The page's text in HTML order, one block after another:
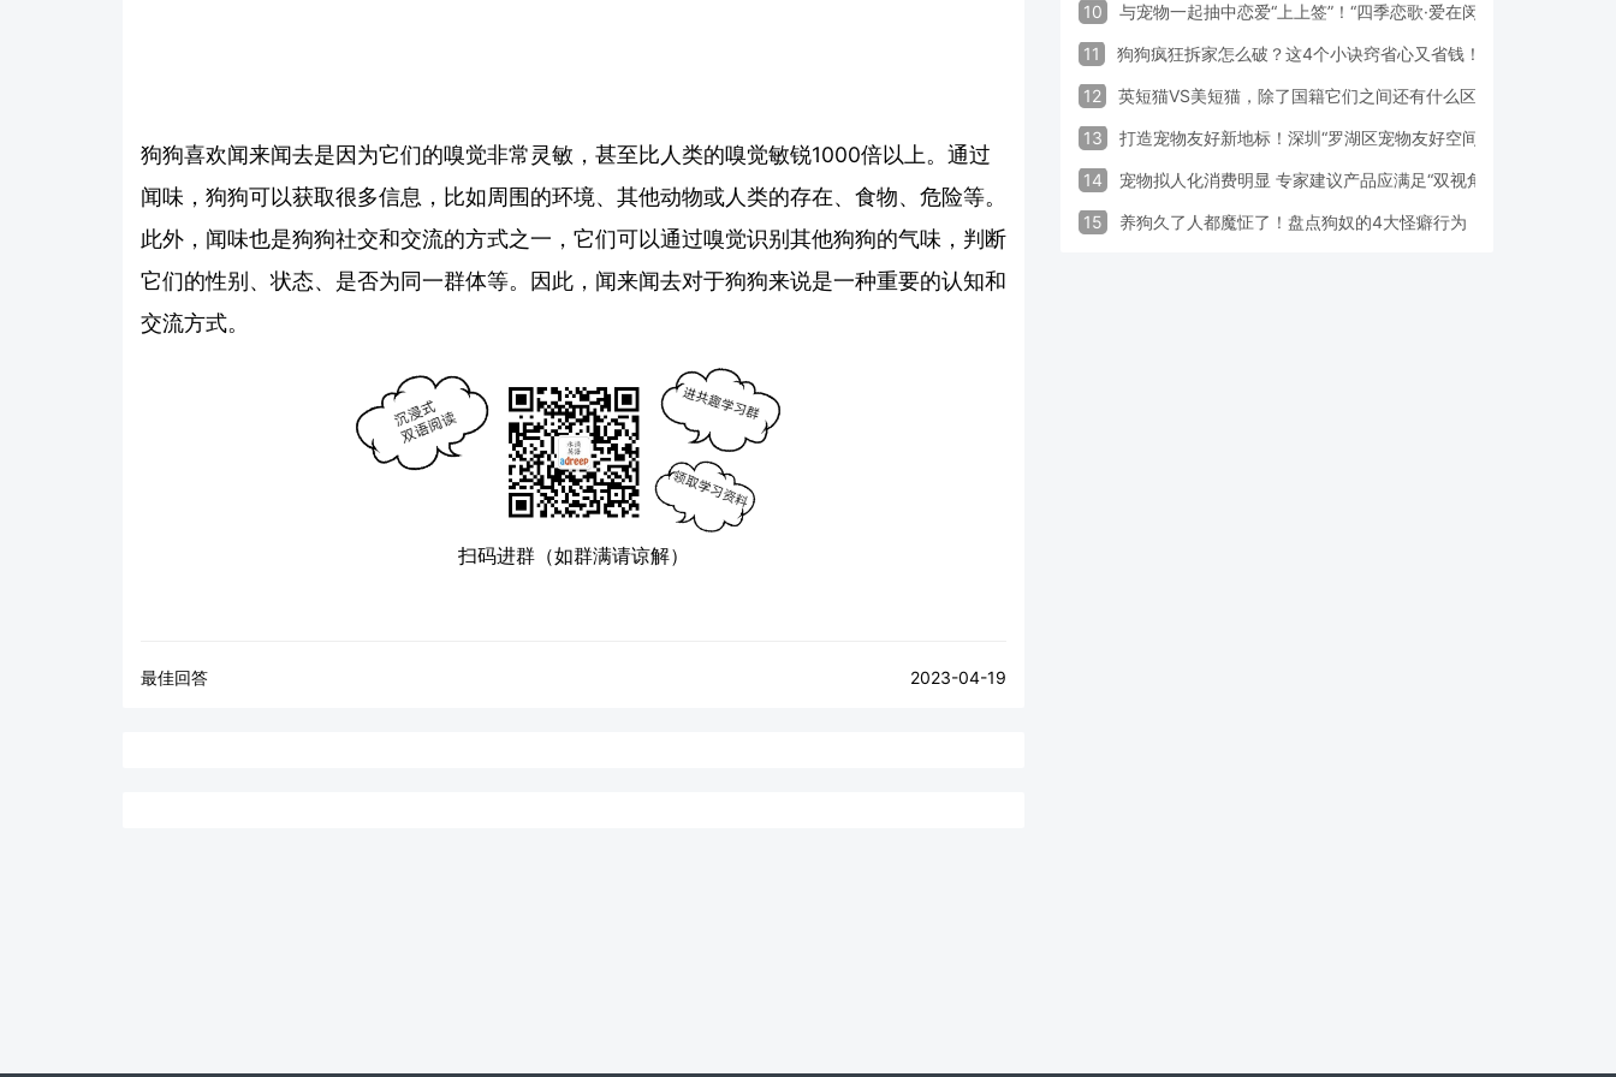
狗狗喜欢闻来闻去是因为它们的嗅觉非常灵敏，甚至比人类的嗅觉敏锐1000倍以上。通过
闻味，狗狗可以获取很多信息，比如周围的环境、其他动物或人类的存在、食物、危险等。
此外，闻味也是狗狗社交和交流的方式之一，它们可以通过嗅觉识别其他狗狗的气味，判断
它们的性别、状态、是否为同一群体等。因此，闻来闻去对于狗狗来说是一种重要的认知和
交流方式。
扫码进群（如群满请谅解）
最佳回答 2023-04-19
10 与宠物一起抽中恋爱“上上签”！“四季恋歌·爱在闵行”携宠交友引领
11 狗狗疯狂拆家怎么破？这4个小诀窍省心又省钱！
12 英短猫VS美短猫，除了国籍它们之间还有什么区别？
13 打造宠物友好新地标！深圳“罗湖区宠物友好空间活动周”启动
14 宠物拟人化消费明显 专家建议产品应满足“双视角需求”
15 养狗久了人都魔怔了！盘点狗奴的4大怪癖行为